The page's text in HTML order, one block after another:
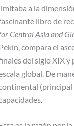
limitaba a la
libro de
Central Asia and
Pekín, compara el
del siglo XIX
global. De
(principal